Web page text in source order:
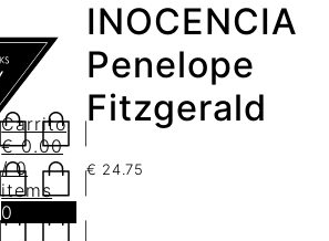
Carrito
€0.00
/ 0
items
0
INOCENCIA
Penelope
Fitzgerald
€ 24.75